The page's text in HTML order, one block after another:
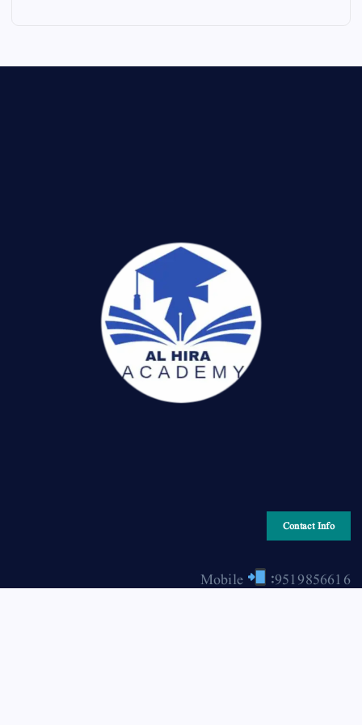
Contact Info
Mobile
:9519856616